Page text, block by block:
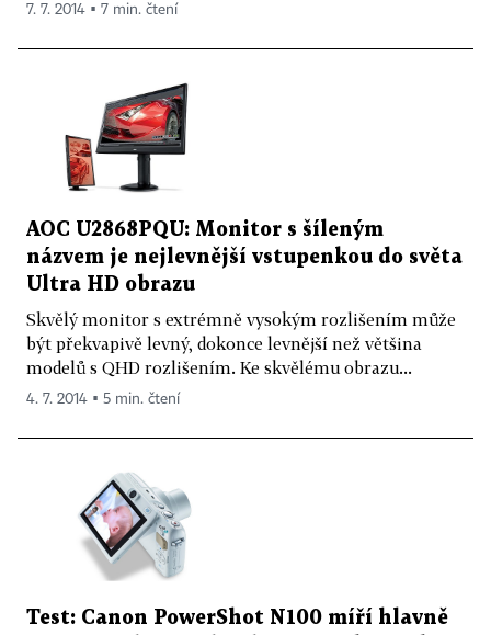
7. 7. 2014 ▪ 7 min. čtení
AOC U2868PQU: Monitor s šíleným
názvem je nejlevnější vstupenkou do světa
Ultra HD obrazu
Skvělý monitor s extrémně vysokým rozlišením může
být překvapivě levný, dokonce levnější než většina
modelů s QHD rozlišením. Ke skvělému obrazu...
4. 7. 2014 ▪ 5 min. čtení
Test: Canon PowerShot N100 míří hlavně